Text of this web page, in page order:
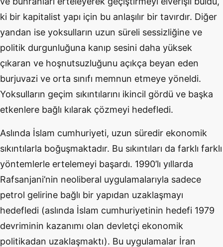
ki bir kapitalist yapı için bu anlaşılır bir tavırdır. Diğer
yandan ise yoksulların uzun süreli sessizliğine ve
politik durgunluğuna kanıp sesini daha yüksek
çıkaran ve hoşnutsuzluğunu açıkça beyan eden
burjuvazi ve orta sınıfı memnun etmeye yöneldi.
Yoksulların geçim sıkıntılarını ikincil gördü ve başka
etkenlere bağlı kılarak çözmeyi hedefledi.
Aslında İslam cumhuriyeti, uzun süredir ekonomik
sıkıntılarla boğuşmaktadır. Bu sıkıntıları da farklı farklı
yöntemlerle ertelemeyi başardı. 1990’lı yıllarda
Rafsanjani’nin neoliberal uygulamalarıyla sadece
petrol gelirine bağlı bir yapıdan uzaklaşmayı
hedefledi (aslında İslam cumhuriyetinin hedefi 1979
devriminin kazanımı olan devletçi ekonomik
politikadan uzaklaşmaktı). Bu uygulamalar İran